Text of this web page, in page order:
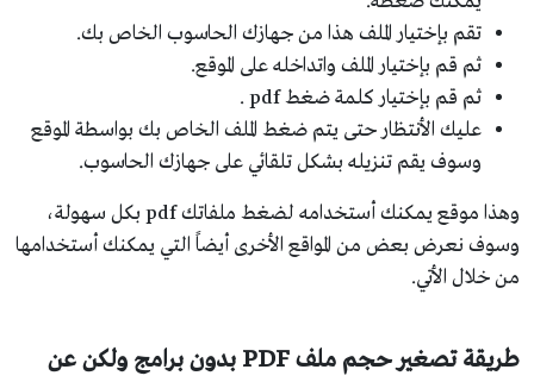
تقم بإختيار الملف هذا من جهازك الحاسوب الخاص بك.
ثم قم بإختيار الملف واتداخله على الموقع.
ثم قم بإختيار كلمة ضغط pdf .
عليك الأنتظار حتى يتم ضغط الملف الخاص بك بواسطة الموقع
وسوف يقم تنزيله بشكل تلقائي على جهازك الحاسوب.
وهذا موقع يمكنك أستخدامه لضغط ملفاتك pdf بكل سهولة،
وسوف نعرض بعض من المواقع الأخرى أيضاً التي يمكنك أستخدامها
من خلال الأتي.
طريقة تصغير حجم ملف PDF بدون برامج ولكن عن